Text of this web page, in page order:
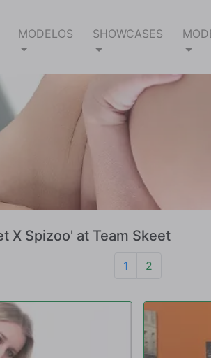
MODELOS SHOWCASES
X Spizoo' at Team Skeet
1 2